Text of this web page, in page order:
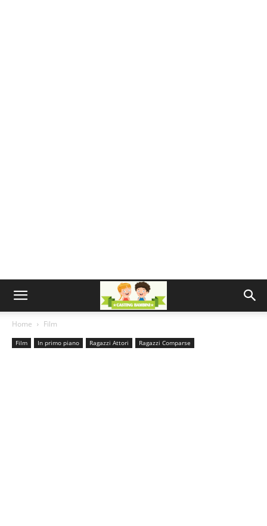
Home Film
Film In primo piano Ragazzi Attori Ragazzi Comparse